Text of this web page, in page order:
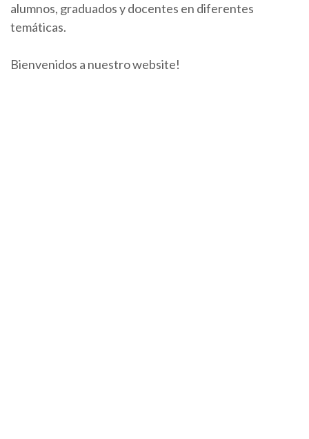
alumnos, graduados y docentes en diferentes
temáticas.
Bienvenidos a nuestro website!